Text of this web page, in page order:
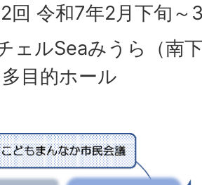
7年2月下旬～3
ルSeaみうら（南
目的ホール